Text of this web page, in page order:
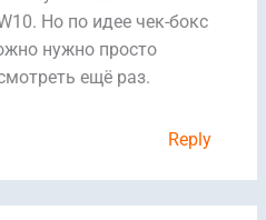
Но по идее чек-бокс
нужно просто
ещё раз.
Reply